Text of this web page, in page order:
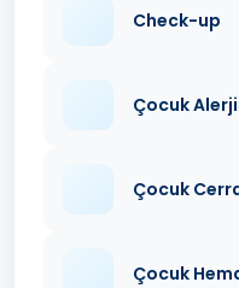
Check-up
Çocuk
Çocuk
Çocuk